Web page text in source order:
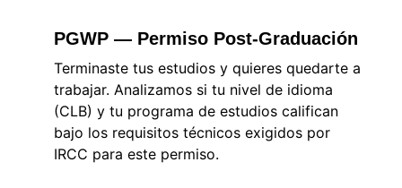
PGWP — Permiso Post-Graduación
Terminaste tus estudios y quieres quedarte a
trabajar. Analizamos si tu nivel de idioma
(CLB) y tu programa de estudios califican
bajo los requisitos técnicos exigidos por
IRCC para este permiso.